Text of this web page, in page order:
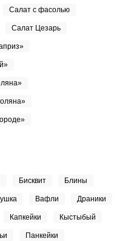
Салат с фасолью
Салат Цезарь
Бисквит Блины
Вафли Драники
Капкейки Кыстыбый
Панкейки